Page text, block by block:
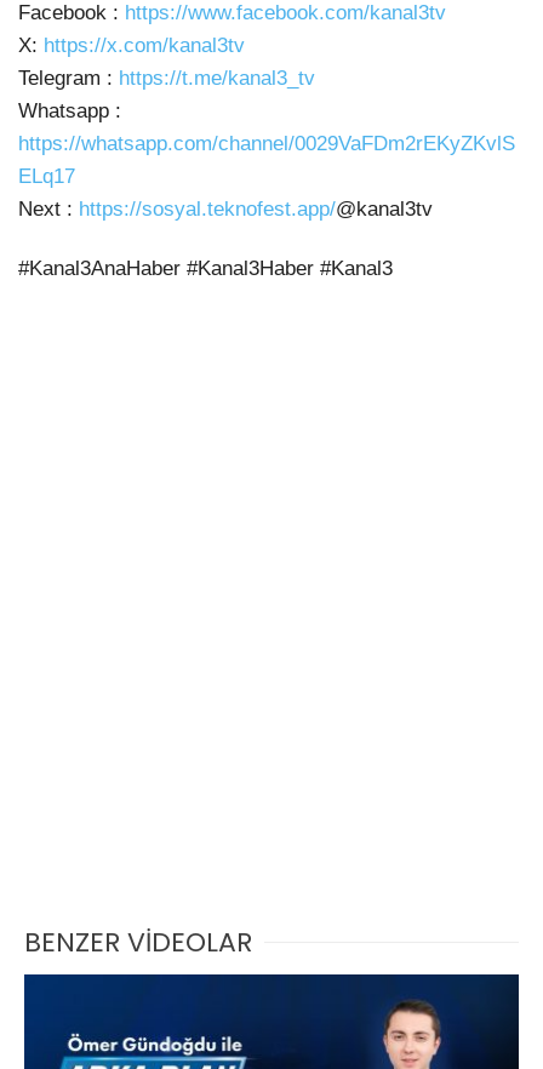
Facebook : https://www.facebook.com/kanal3tv
X: https://x.com/kanal3tv
Telegram : https://t.me/kanal3_tv
Whatsapp :
https://whatsapp.com/channel/0029VaFDm2rEKyZKvlS
ELq17
Next : https://sosyal.teknofest.app/@kanal3tv
#Kanal3AnaHaber #Kanal3Haber #Kanal3
BENZER VİDEOLAR